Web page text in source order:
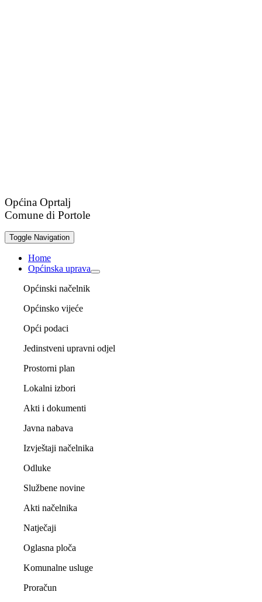
Općina Oprtalj
Comune di Portole
Toggle Navigation
Home
Općinska uprava
Općinski načelnik
Općinsko vijeće
Opći podaci
Jedinstveni upravni odjel
Prostorni plan
Lokalni izbori
Akti i dokumenti
Javna nabava
Izvještaji načelnika
Odluke
Službene novine
Akti načelnika
Natječaji
Oglasna ploča
Komunalne usluge
Proračun